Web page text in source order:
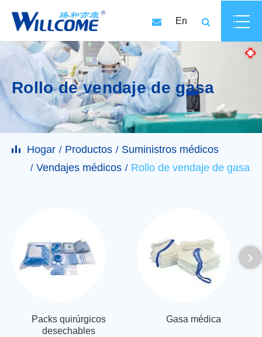
En
Rollo de vendaje de gasa
Hogar Productos
Suministros médicos
Vendajes médicos
Rollo de vendaje de gasa
Packs quirúrgicos
desechables
Gasa médica